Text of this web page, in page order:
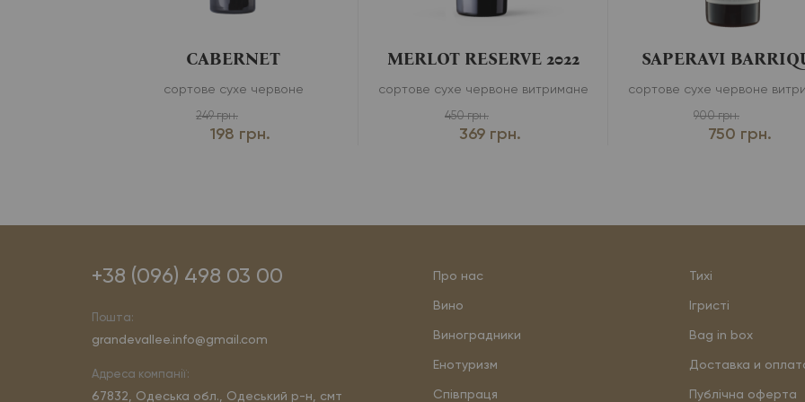
CABERNET
сортове сухе червоне
249 грн.
198 грн.
MERLOT RESERVE 2022
сортове сухе червоне витримане
450 грн.
369 грн.
SAPERAVI
сортове сухе червоне
900 грн.
750 грн.
+38 (096) 498 03 00
Пошта:
grandevallee.info@gmail.com
Адреса компанії:
67832, Одеська обл., Одеський р-н, смт
Про нас
Вино
Виноградники
Енотуризм
Співпраця
Тихі
Ігристі
Bag in box
Доставка и
Публічна оферта